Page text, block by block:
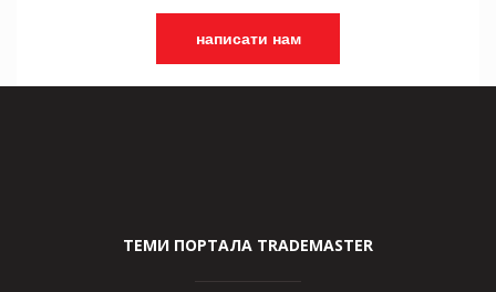
написати нам
ТЕМИ ПОРТАЛА TRADEMASTER